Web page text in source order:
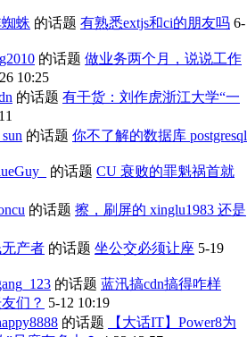
蛛 的话题 有熟悉extjs和ci的朋友吗 6-
的话题 做业务两个月，说说工作
10:25
的话题 有干货：刘作虎浙江大学“一
的话题 你不了解的数据库 postgresql
的话题 CU 衰败的罪魁祸首就
的话题 擦，刷屏的 xinglu1983 还是
产者 的话题 坐公交必须让座 5-19
的话题 蓝汛搞cdn搞得咋样
们？ 5-12 10:19
的话题
【大话IT】Power8为